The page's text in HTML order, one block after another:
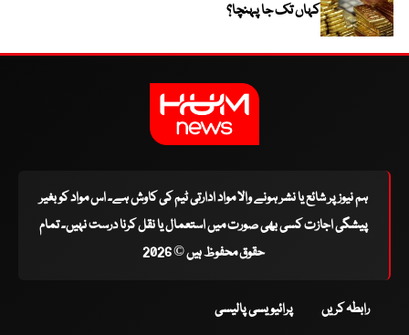
کہاں تک جا پہنچا؟
ہم نیوز پر شائع یا نشر ہونے والا مواد ادارتی ٹیم کی کاوش ہے۔ اس مواد کو بغیر
پیشگی اجازت کسی بھی صورت میں استعمال یا نقل کرنا درست نہیں۔ تمام
حقوق محفوظ ہیں © 2026
رابطہ کریں پرائیویسی پالیسی